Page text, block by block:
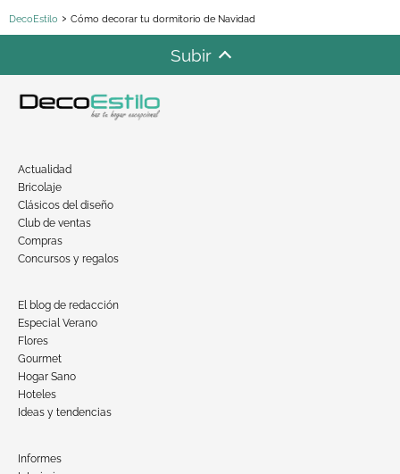
DecoEstilo Cómo decorar tu dormitorio de Navidad
Subir
Actualidad
Bricolaje
Clásicos del diseño
Club de ventas
Compras
Concursos y regalos
El blog de redacción
Especial Verano
Flores
Gourmet
Hogar Sano
Hoteles
Ideas y tendencias
Informes